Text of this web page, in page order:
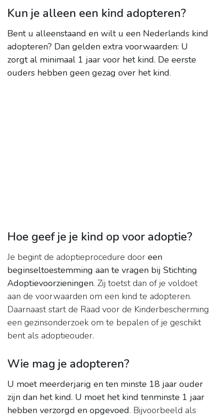
Kun je alleen een kind adopteren?
Bent u alleenstaand en wilt u een Nederlands kind
adopteren? Dan gelden extra voorwaarden: U
zorgt al minimaal 1 jaar voor het kind. De eerste
ouders hebben geen gezag over het kind.
Hoe geef je je kind op voor adoptie?
Je begint de adoptieprocedure door een
beginseltoestemming aan te vragen bij Stichting
Adoptievoorzieningen. Zij toetst dan of je voldoet
aan de voorwaarden om een kind te adopteren.
Daarnaast start de Raad voor de Kinderbescherming
een gezinsonderzoek om te bepalen of je geschikt
bent als adoptieouder.
Wie mag je adopteren?
U moet meerderjarig en ten minste 18 jaar ouder
zijn dan het kind. U moet het kind tenminste 1 jaar
hebben verzorgd en opgevoed. Bijvoorbeeld als